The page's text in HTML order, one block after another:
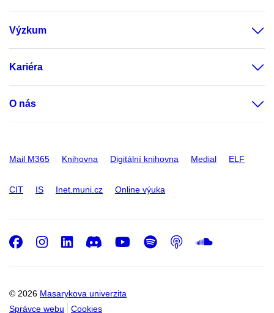
Výzkum
Kariéra
O nás
Mail M365 Knihovna Digitální knihovna Medial ELF
CIT IS Inet.muni.cz Online výuka
© 2026 Masarykova univerzita
Správce webu
Cookies
Facebook
Instagram
LinkedIn
DiscordYoutube
Spotify
Podcast